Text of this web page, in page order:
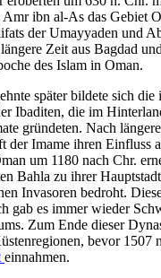
Amr ibn al-As das Gebiet
der Umayyaden und
Zeit aus Bagdad
des Islam in Oman.
später bildete sich die
Ibaditen, die im
gründeten. Nach
der Imame ihren Einfluss
um 1180 nach Chr.
Bahla zu ihrer
Invasoren bedroht.
gab es immer wieder
Zum Ende dieser
bevor 1507
einnahmen.